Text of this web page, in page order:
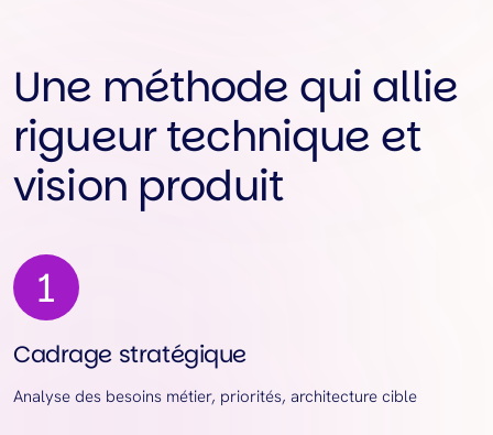
Une méthode qui allie
rigueur technique et
vision produit
Cadrage stratégique
Analyse des besoins métier, priorités, architecture cible